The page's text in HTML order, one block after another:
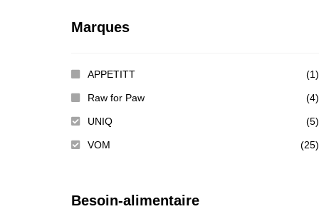
Marques
APPETITT (1)
Raw for Paw (4)
UNIQ (5)
VOM (25)
Besoin-alimentaire